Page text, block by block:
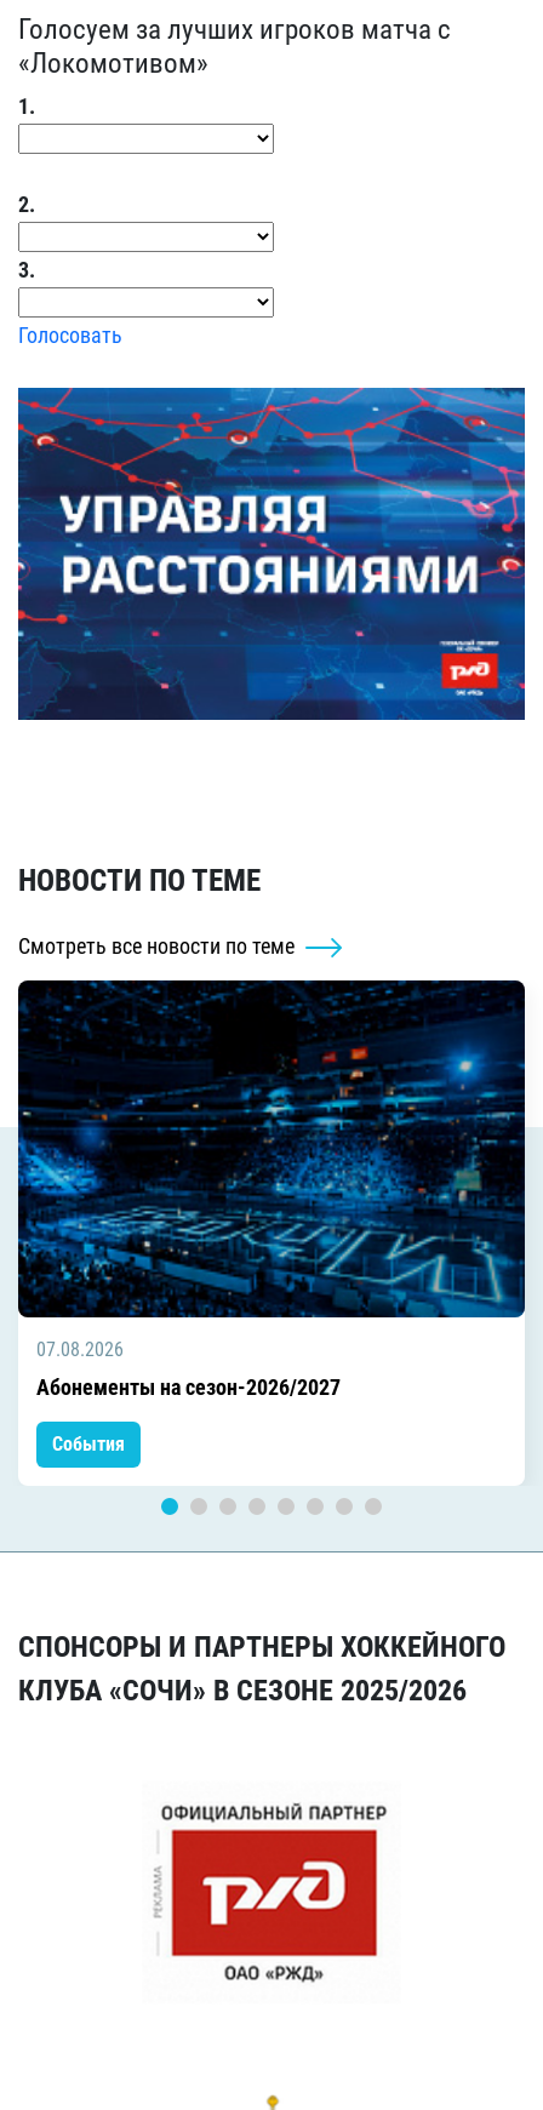
Голосуем за лучших игроков матча с
«Локомотивом»
1.
2.
3.
Голосовать
НОВОСТИ ПО ТЕМЕ
Смотреть все новости по теме
07.08.2026
Абонементы на сезон-2026/2027
События
СПОНСОРЫ И ПАРТНЕРЫ ХОККЕЙНОГО
КЛУБА «СОЧИ» В СЕЗОНЕ 2025/2026